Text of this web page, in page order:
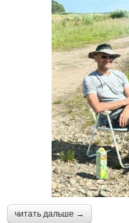
читать дальше →